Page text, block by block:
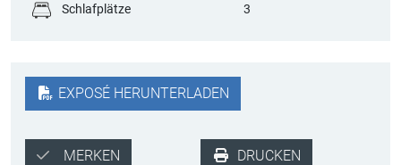
Schlafplätze
3
EXPOSÉ HERUNTERLADEN
MERKEN DRUCKEN